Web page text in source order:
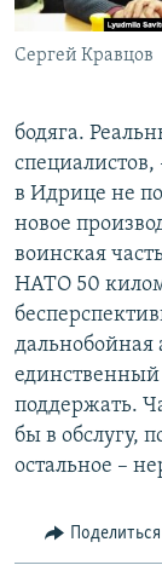
Сергей Кравцов
бодяга.
в Идрице не
новое
воинская
НАТО 50
дальнобойная
поддержать.
бы в обслугу,
остальное –
Поделиться